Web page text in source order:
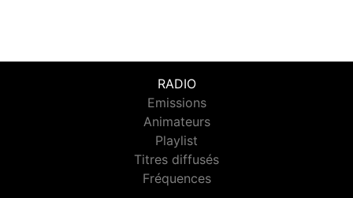
RADIO
Emissions
Animateurs
Playlist
Titres diffusés
Fréquences